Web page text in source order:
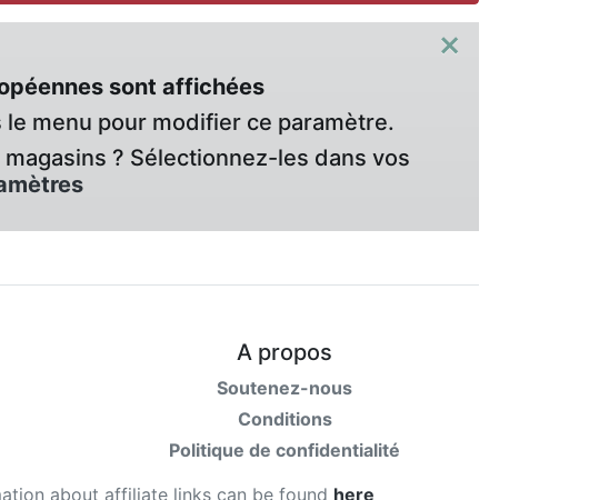
×
sont affichées
menu pour modifier ce paramètre.
? Sélectionnez-les dans vos
A propos
Soutenez-nous
Conditions
Politique de confidentialité
about affiliate links can be found here